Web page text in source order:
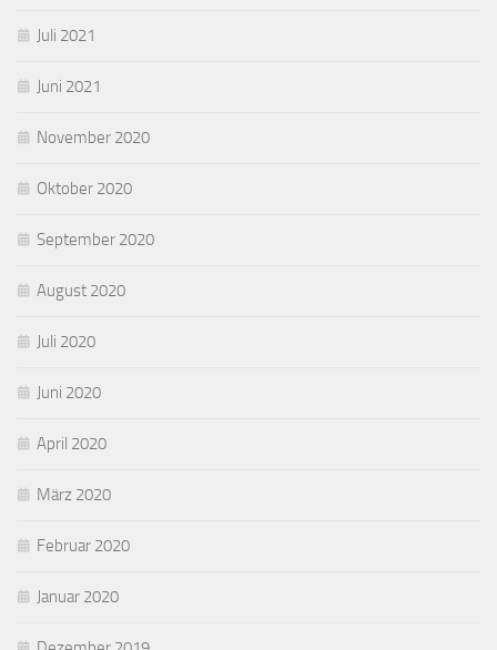
Juli 2021
Juni 2021
November 2020
Oktober 2020
September 2020
August 2020
Juli 2020
Juni 2020
April 2020
März 2020
Februar 2020
Januar 2020